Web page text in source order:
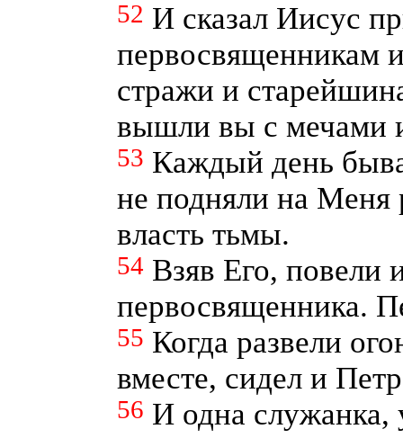
52 И сказал Иисус
первосвященникам
стражи и
вышли вы с мечами
53 Каждый день
не подняли на Меня
власть тьмы.
54 Взяв Его, повели
первосвященника.
55 Когда развели
вместе, сидел и
56 И одна служанка,